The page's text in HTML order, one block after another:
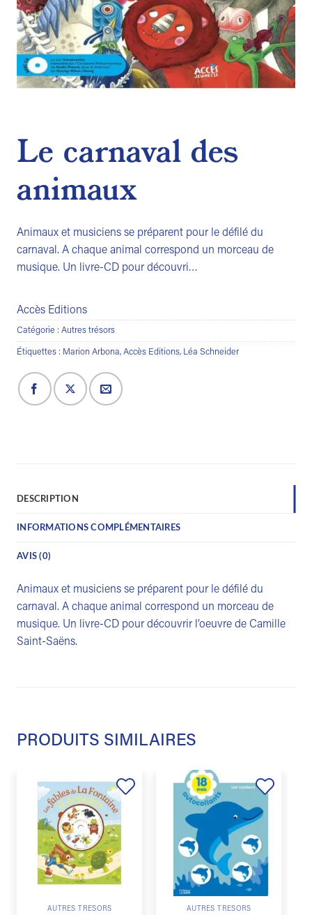
Le carnaval des
animaux
Animaux et musiciens se préparent pour le défilé du
carnaval. A chaque animal correspond un morceau de
musique. Un livre-CD pour découvri…
Accès Editions
Catégorie : Autres trésors
Étiquettes : Marion Arbona, Accès Editions, Léa Schneider
DESCRIPTION
INFORMATIONS COMPLÉMENTAIRES
AVIS (0)
Animaux et musiciens se préparent pour le défilé du
carnaval. A chaque animal correspond un morceau de
musique. Un livre-CD pour découvrir l’oeuvre de Camille
Saint-Saëns.
PRODUITS SIMILAIRES
Ajouter
liste de
souhaits
AUTRES TRÉSORS
à la
liste de
souhaits
AUTRES TRÉSORS